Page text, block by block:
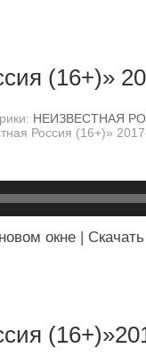
(16+)»
НЕИЗВЕСТНАЯ
Россия (16+)»
окне | Скачать